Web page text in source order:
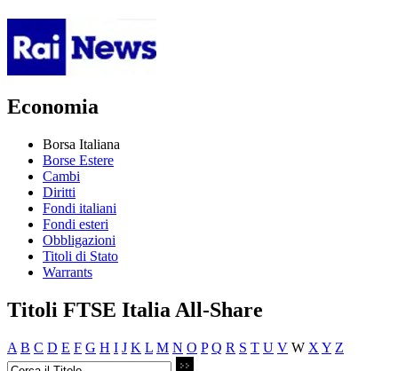
Economia
Borsa Italiana
Borse Estere
Cambi
Diritti
Fondi italiani
Fondi esteri
Obbligazioni
Titoli di Stato
Warrants
Titoli FTSE Italia All-Share
A B C D E F G H I J K L M N O P Q R S T U V W X Y Z